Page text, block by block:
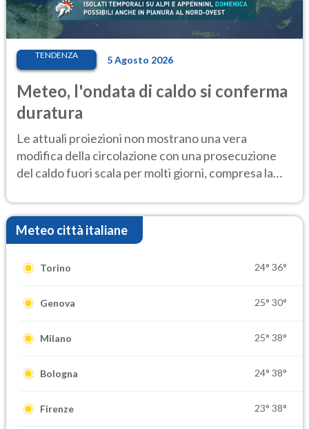
TENDENZA 5 Agosto 2026
Meteo, l'ondata di caldo si conferma
duratura
Le attuali proiezioni non mostrano una vera
modifica della circolazione con una prosecuzione
del caldo fuori scala per molti giorni, compresa la
Meteo città italiane
Torino 24° 36°
Genova 25° 30°
Milano 25° 38°
Bologna 24° 38°
Firenze 23° 38°